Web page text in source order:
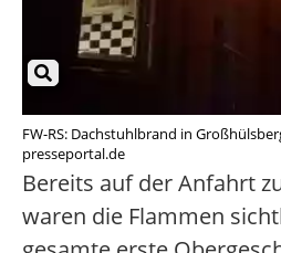
FW-RS: Dachstuhlbrand in
presseportal.de
Bereits auf der Anfahrt
waren die Flammen